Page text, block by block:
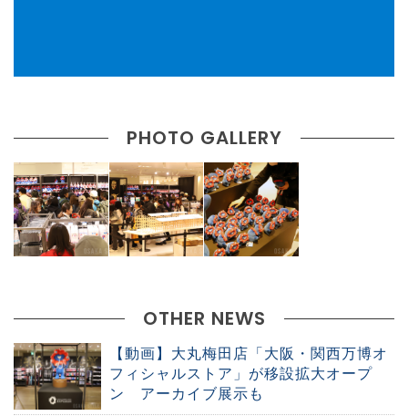
PHOTO GALLERY
OTHER NEWS
【動画】大丸梅田店「大阪・関西万博オ
フィシャルストア」が移設拡大オープ
ン アーカイブ展示も